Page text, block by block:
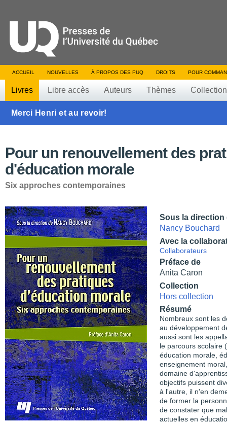
ACCUEIL NOUVELLES À PROPOS DES PUQ DROITS POUR
Livres Libre accès Auteurs Thèmes
Merci Henri et au revoir!
Pour un renouvellement des
d'éducation morale
Six approches contemporaines
Sous la direction
Nancy Bouchard
Avec la
Collaborateurs
Préface de
Anita Caron
Collection
Hors collection
Résumé
Nombreux sont les
au développement
aussi sont les
le parcours scolaire
éducation morale,
enseignement
domaine
objectifs puissent
à l'autre, il n'en
de former la
de constater que
actuelles en